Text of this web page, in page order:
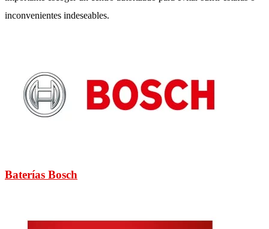
inconvenientes indeseables.
Baterías Bosch